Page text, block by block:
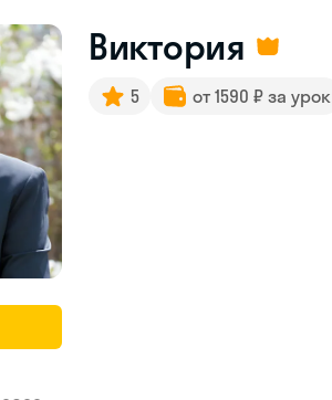
Виктория
5 от 1590 ₽ за урок